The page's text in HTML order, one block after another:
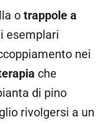
o trappole a
esemplari
nei
che
di pino
rivolgersi a un